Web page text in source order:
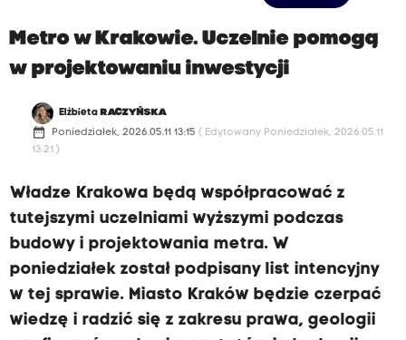
Metro w Krakowie. Uczelnie pomogą
w projektowaniu inwestycji
Elżbieta RACZYŃSKA
date_range Poniedziałek, 2026.05.11 13:15 ( Edytowany Poniedziałek, 2026.05.11
13:21 )
Władze Krakowa będą współpracować z
tutejszymi uczelniami wyższymi podczas
budowy i projektowania metra. W
poniedziałek został podpisany list intencyjny
w tej sprawie. Miasto Kraków będzie czerpać
wiedzę i radzić się z zakresu prawa, geologii